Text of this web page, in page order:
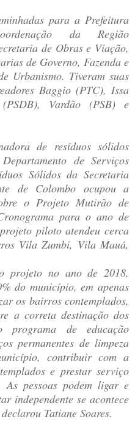
para a Prefeitura
da Região
de Obras e Viação,
de Governo, Fazenda e
Urbanismo. Tiveram suas
Baggio (PTC), Issa
Vardão (PSB) e
de resíduos sólidos
de Serviços
Sólidos da Secretaria
de Colombo ocupou a
o Projeto Mutirão de
para o ano de
piloto atendeu cerca
Vila Zumbi, Vila Mauá,
projeto no ano de 2018,
do município, em apenas
os bairros contemplados,
a correta destinação dos
programa de educação
permanentes de limpeza
contribuir com a
e prestar serviço
As pessoas podem ligar e
independente se acontece
Tatiane Soares.